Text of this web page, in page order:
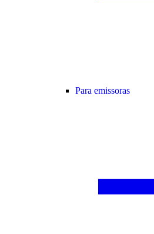
Para emissoras